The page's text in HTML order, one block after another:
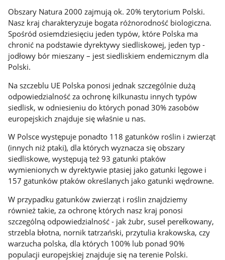
Obszary Natura 2000 zajmują ok. 20% terytorium Polski.
Nasz kraj charakteryzuje bogata różnorodność biologiczna.
Spośród osiemdziesięciu jeden typów, które Polska ma
chronić na podstawie dyrektywy siedliskowej, jeden typ -
jodłowy bór mieszany – jest siedliskiem endemicznym dla
Polski.
Na szczeblu UE Polska ponosi jednak szczególnie dużą
odpowiedzialność za ochronę kilkunastu innych typów
siedlisk, w odniesieniu do których ponad 30% zasobów
europejskich znajduje się właśnie u nas.
W Polsce występuje ponadto 118 gatunków roślin i zwierząt
(innych niż ptaki), dla których wyznacza się obszary
siedliskowe, występują też 93 gatunki ptaków
wymienionych w dyrektywie ptasiej jako gatunki lęgowe i
157 gatunków ptaków określanych jako gatunki wędrowne.
W przypadku gatunków zwierząt i roślin znajdziemy
również takie, za ochronę których nasz kraj ponosi
szczególną odpowiedzialność - jak żubr, suseł perełkowany,
strzebla błotna, nornik tatrzański, przytulia krakowska, czy
warzucha polska, dla których 100% lub ponad 90%
populacji europejskiej znajduje się na terenie Polski.